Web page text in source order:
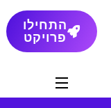
התחילו
פרויקט